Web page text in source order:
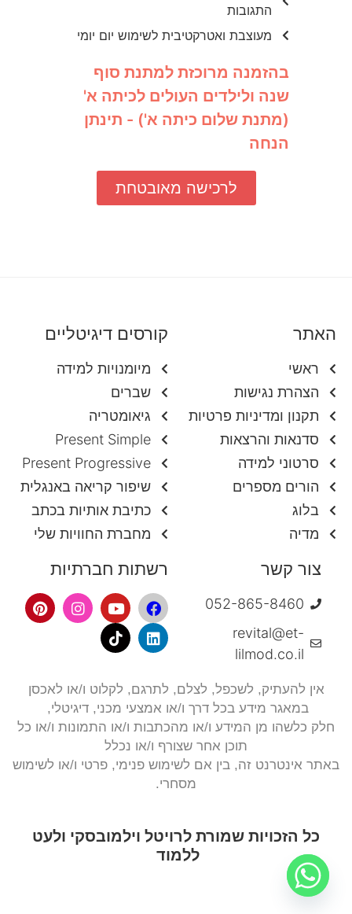
התגובות
מעוצבת ואטרקטיבית לשימוש יום יומי
בהזמנה מרוכזת למתנת סוף
שנה ולילדים העולים לכיתה א'
(מתנת שלום כיתה א') - תינתן
הנחה
לרכישה מאובטחת
האתר
ראשי
הצהרת נגישות
תקנון ומדיניות פרטיות
סדנאות והרצאות
סרטוני למידה
הורים מספרים
בלוג
מדיה
קורסים דיגיטליים
מיומנויות למידה
שברים
גיאומטריה
Present Simple
Present Progressive
שיפור קריאה באנגלית
כתיבת אותיות בכתב
מחברת החוויות שלי
צור קשר
052-865-8460
revital@et-
lilmod.co.il
רשתות חברתיות
אין להעתיק, לשכפל, לצלם, לתרגם, לקלוט ו/או לאכסן
במאגר מידע בכל דרך ו/או אמצעי מכני, דיגיטלי,
חלק כלשהו מן המידע ו/או מהכתבות ו/או התמונות ו/או כל
תוכן אחר שצורף ו/או נכלל
באתר אינטרנט זה, בין אם לשימוש פנימי, פרטי ו/או לשימוש
מסחרי.
כל הזכויות שמורת לרויטל וילמובסקי ולעט
ללמוד